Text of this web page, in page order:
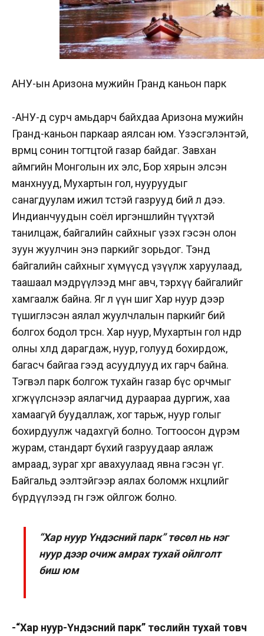
АНУ-ын Аризона мужийн Гранд каньон парк
-АНУ-д сурч амьдарч байхдаа Аризона мужийн
Гранд-каньон паркаар аялсан юм. Үзэсгэлэнтэй,
өвөрмөц сонин тогтцтой газар байдаг. Завхан
аймгийн Монголын их элс, Бор хярын элсэн
манхнууд, Мухартын гол, нууруудыг
санагдуулам ижил төстэй газрууд бий л дээ.
Индианчуудын соёл иргэншлийн түүхтэй
танилцаж, байгалийн сайхныг үзэх гэсэн олон
зуун жуулчин энэ паркийг зорьдог. Тэнд
байгалийн сайхныг хүмүүсд үзүүлж харуулаад,
таашаал мэдрүүлээд мөнгө авч, тэрхүү байгалийг
хамгаалж байна. Яг л үүн шиг Хар нуур дээр
түшиглэсэн аялал жуулчлалын паркийг бий
болгох бодол төрсөн. Хар нуур, Мухартын гол өнөөдөр
олны хөлд дарагдаж, нуур, голууд бохирдож,
багасч байгаа гээд асуудлууд их гарч байна.
Тэгвэл парк болгож тухайн газар бүс орчмыг
хөгжүүлснээр аялагчид дураараа дургиж, хаа
хамаагүй буудаллаж, хог тарьж, нуур голыг
бохирдуулж чадахгүй болно. Тогтоосон дүрэм
журам, стандарт бүхий газруудаар аялаж
амраад, зураг хөргөө авахуулаад явна гэсэн үг.
Байгальд ээлтэйгээр аялах боломж нөхцөлийг
бүрдүүлээд өгнө гэж ойлгож болно.
“Хар нуур Үндэсний парк” төсөл нь нэг
нуур дээр очиж амрах тухай ойлголт
биш юм
-“Хар нуур-Үндэсний парк” төслийн тухай товч